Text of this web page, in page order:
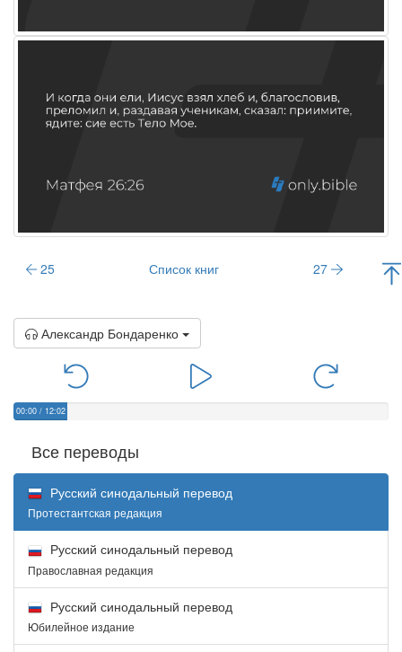
25 Список книг 27
Александр Бондаренко
00:00 / 12:02
Все переводы
Русский синодальный перевод
Протестантская редакция
Русский синодальный перевод
Православная редакция
Русский синодальный перевод
Юбилейное издание